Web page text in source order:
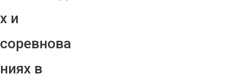
х и
соревнова
ниях в